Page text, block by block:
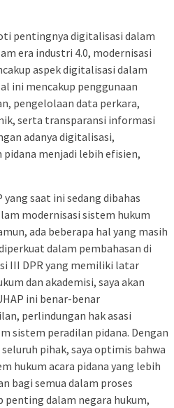
pentingnya digitalisasi dalam
era industri 4.0, modernisasi
aspek digitalisasi dalam
ini mencakup penggunaan
pengelolaan data perkara,
serta transparansi informasi
adanya digitalisasi,
menjadi lebih efisien,
yang saat ini sedang dibahas
modernisasi sistem hukum
ada beberapa hal yang masih
dalam pembahasan di
III DPR yang memiliki latar
dan akademisi, saya akan
ini benar-benar
perlindungan hak asasi
sistem peradilan pidana. Dengan
pihak, saya optimis bahwa
hukum acara pidana yang lebih
bagi semua dalam proses
penting dalam negara hukum,